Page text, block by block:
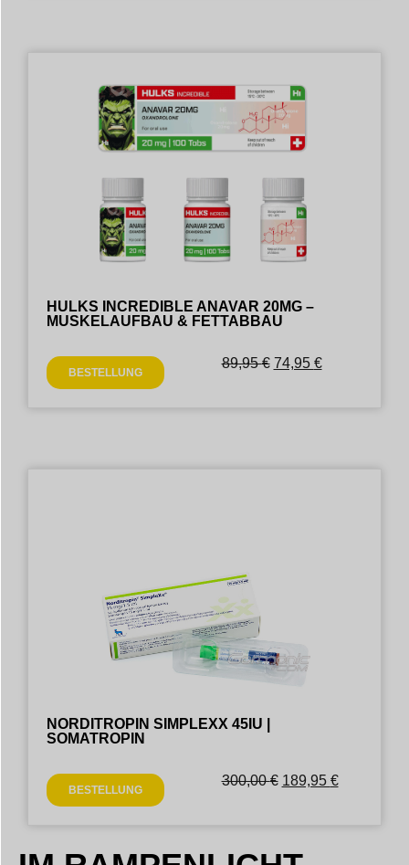
HULKS INCREDIBLE ANAVAR 20MG –
MUSKELAUFBAU & FETTABBAU
BESTELLUNG
89,95€ 74,95 €
NORDITROPIN SIMPLEXX 45IU |
SOMATROPIN
BESTELLUNG
300,00€ 189,95 €